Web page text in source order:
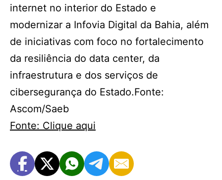
internet no interior do Estado e
modernizar a Infovia Digital da Bahia, além
de iniciativas com foco no fortalecimento
da resiliência do data center, da
infraestrutura e dos serviços de
cibersegurança do Estado.Fonte:
Ascom/Saeb
Fonte: Clique aqui